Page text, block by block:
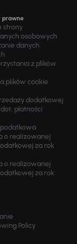
prawne
strony
osobowych
danych
z plików
plików cookie
dodatkowej
płatności
o realizowanej
za rok
o realizowanej
za rok
Policy